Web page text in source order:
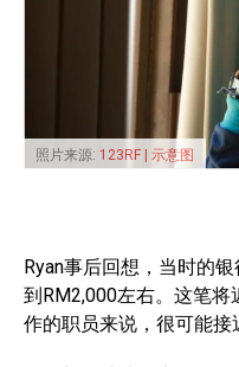
照片来源: 123RF | 示意图
Ryan事后回想，当时的
到RM2,000左右。这笔
作的职员来说，很可能接